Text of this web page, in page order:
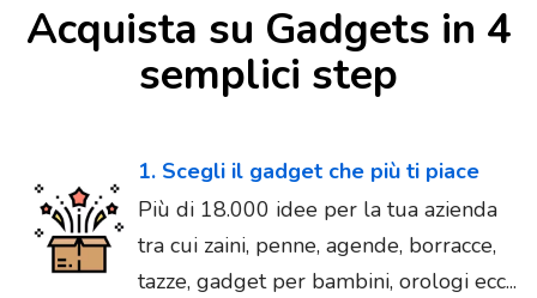
Acquista su Gadgets in 4
semplici step
1. Scegli il gadget che più ti piace
Più di 18.000 idee per la tua azienda
tra cui zaini, penne, agende, borracce,
tazze, gadget per bambini, orologi ecc...